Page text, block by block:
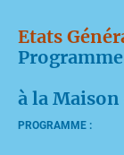
Etats
Programme
à la
PROGRAMME :